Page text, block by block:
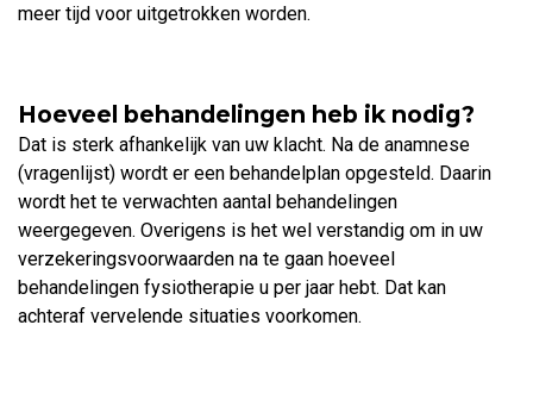
meer tijd voor uitgetrokken worden.
Hoeveel behandelingen heb ik nodig?
Dat is sterk afhankelijk van uw klacht. Na de anamnese
(vragenlijst) wordt er een behandelplan opgesteld. Daarin
wordt het te verwachten aantal behandelingen
weergegeven. Overigens is het wel verstandig om in uw
verzekeringsvoorwaarden na te gaan hoeveel
behandelingen fysiotherapie u per jaar hebt. Dat kan
achteraf vervelende situaties voorkomen.